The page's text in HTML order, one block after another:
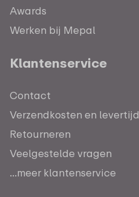
Awards
Werken bij Mepal
Klantenservice
Contact
Verzendkosten en levertijd
Retourneren
Veelgestelde vragen
...meer klantenservice